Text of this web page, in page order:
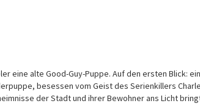
eine alte Good-Guy-Puppe. Auf den ersten Blick: ein
besessen vom Geist des Serienkillers
der Stadt und ihrer Bewohner ans Licht